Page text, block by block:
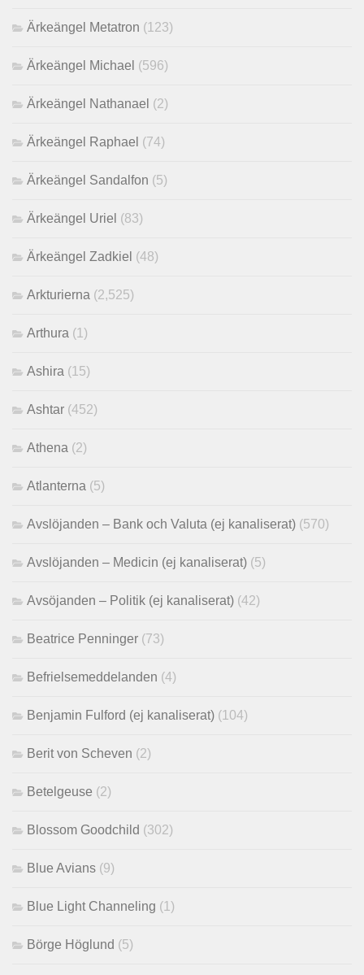
Ärkeängel Metatron (123)
Ärkeängel Michael (596)
Ärkeängel Nathanael (2)
Ärkeängel Raphael (74)
Ärkeängel Sandalfon (5)
Ärkeängel Uriel (83)
Ärkeängel Zadkiel (48)
Arkturierna (2,525)
Arthura (1)
Ashira (15)
Ashtar (452)
Athena (2)
Atlanterna (5)
Avslöjanden – Bank och Valuta (ej kanaliserat) (570)
Avslöjanden – Medicin (ej kanaliserat) (5)
Avsöjanden – Politik (ej kanaliserat) (42)
Beatrice Penninger (73)
Befrielsemeddelanden (4)
Benjamin Fulford (ej kanaliserat) (104)
Berit von Scheven (2)
Betelgeuse (2)
Blossom Goodchild (302)
Blue Avians (9)
Blue Light Channeling (1)
Börge Höglund (5)